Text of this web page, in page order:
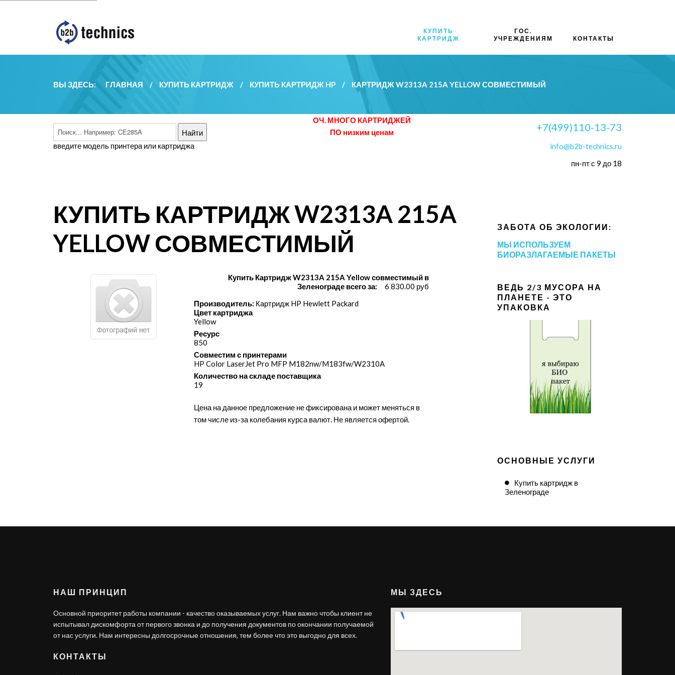
КУПИТЬ
КАРТРИДЖ
ГОС.
УЧРЕЖДЕНИЯМ
КОНТАКТЫ
ВЫ ЗДЕСЬ: ГЛАВНАЯ / КУПИТЬ КАРТРИДЖ / КУПИТЬ КАРТРИДЖ HP / КАРТРИДЖ W2313A 215A YELLOW СОВМЕСТИМЫЙ
введите модель принтера или картриджа
ОЧ. МНОГО КАРТРИДЖЕЙ
ПО низким ценам
+7(499)110-13-73
info@b2b-technics.ru
пн-пт с 9 до 18
КУПИТЬ КАРТРИДЖ W2313A 215A
YELLOW СОВМЕСТИМЫЙ
Купить Картридж W2313A 215A Yellow совместимый в
Зеленограде всего за:
6 830.00 руб
Производитель: Картридж HP Hewlett Packard
Цвет картриджа
Yellow
Ресурс
850
Совместим с принтерами
HP Color LaserJet Pro MFP M182nw/​M183fw/​W2310A
Количество на складе поставщика
19
Цена на данное предложение не фиксирована и может меняться в
том числе из-за колебания курса валют. Не является офертой.
ЗАБОТА ОБ ЭКОЛОГИИ:
МЫ ИСПОЛЬЗУЕМ
БИОРАЗЛАГАЕМЫЕ ПАКЕТЫ
ВЕДЬ 2/3 МУСОРА НА
ПЛАНЕТЕ - ЭТО
УПАКОВКА
ОСНОВНЫЕ УСЛУГИ
Купить картридж в
Зеленограде
НАШ ПРИНЦИП
Основной приоритет работы компании - качество оказываемых услуг. Нам важно чтобы клиент не
испытывал дискомфорта от первого звонка и до получения документов по окончании получаемой
от нас услуги. Нам интересны долгосрочные отношения, тем более что это выгодно для всех.
КОНТАКТЫ
МЫ ЗДЕСЬ